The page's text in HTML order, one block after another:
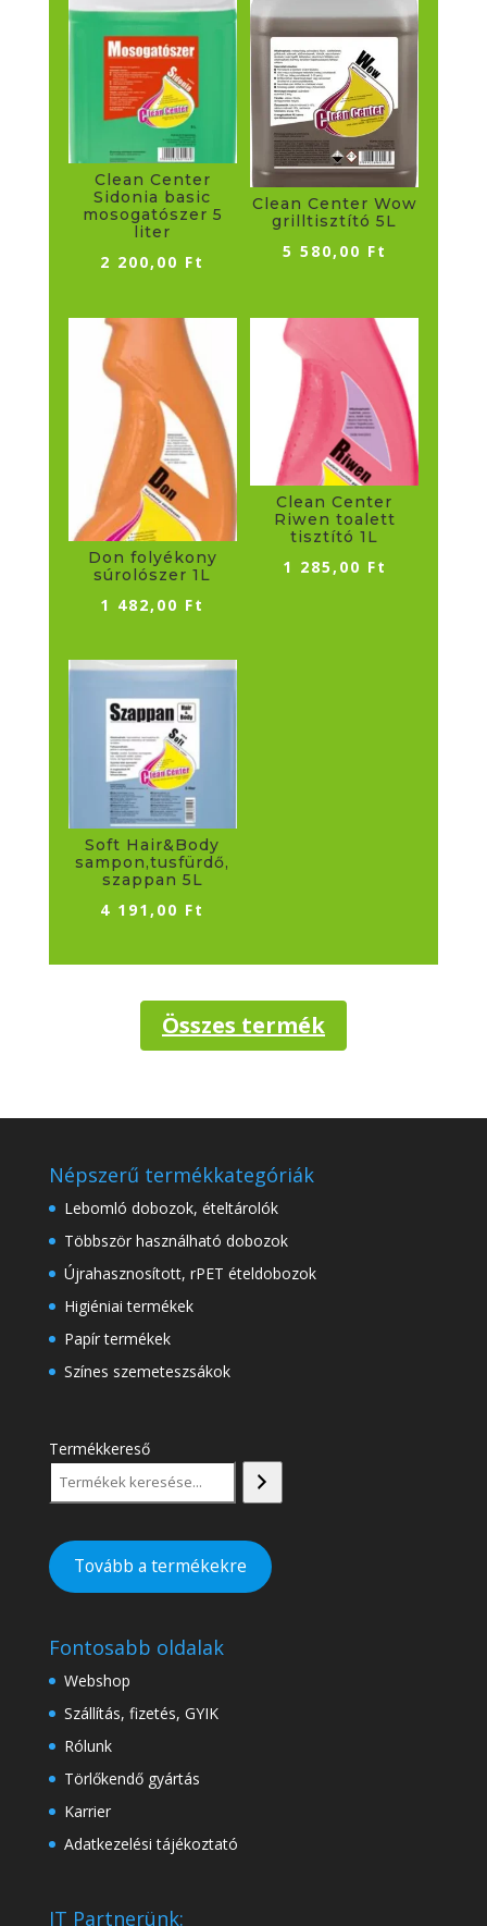
Clean Center
Sidonia basic
mosogatószer 5
liter
2 200,00 Ft
Clean Center Wow
grilltisztító 5L
5 580,00 Ft
Don folyékony
súrolószer 1L
1 482,00 Ft
Clean Center
Riwen toalett
tisztító 1L
1 285,00 Ft
Soft Hair&Body
sampon,tusfürdő,
szappan 5L
4 191,00 Ft
Összes termék
Népszerű termékkategóriák
Lebomló dobozok, ételtárolók
Többször használható dobozok
Újrahasznosított, rPET ételdobozok
Higiéniai termékek
Papír termékek
Színes szemeteszsákok
Termékkereső
Tovább a termékekre
Fontosabb oldalak
Webshop
Szállítás, fizetés, GYIK
Rólunk
Törlőkendő gyártás
Karrier
Adatkezelési tájékoztató
IT Partnerünk: